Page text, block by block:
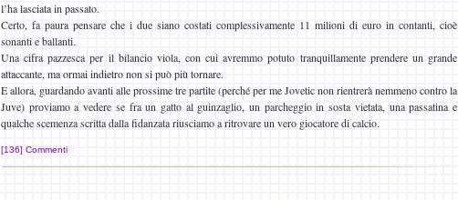
l’ha lasciata in passato.
Certo, fa paura pensare che i due siano costati complessivamente 11 milioni di euro in contanti, cioè
sonanti e ballanti.
Una cifra pazzesca per il bilancio viola, con cui avremmo potuto tranquillamente prendere un grande
attaccante, ma ormai indietro non si può più tornare.
E allora, guardando avanti alle prossime tre partite (perché per me Jovetic non rientrerà nemmeno contro la
Juve) proviamo a vedere se fra un gatto al guinzaglio, un parcheggio in sosta vietata, una passatina e
qualche scemenza scritta dalla fidanzata riusciamo a ritrovare un vero giocatore di calcio.
[136] Commenti